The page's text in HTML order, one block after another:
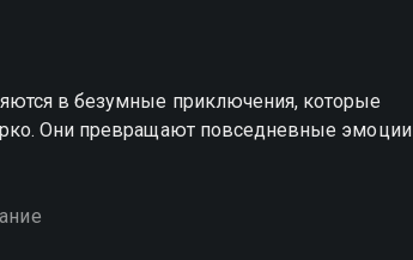
в безумные приключения, которые
Они превращают повседневные эмоции